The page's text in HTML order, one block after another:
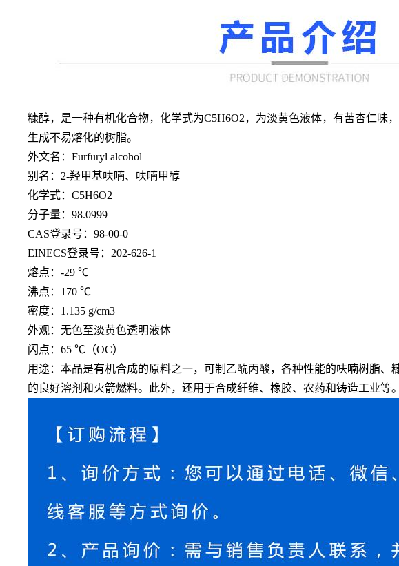
糠醇，是一种有机化合物，化学式为C5H6O2，为淡黄色液体，有苦杏仁味
生成不易熔化的树脂。
外文名： Furfuryl alcohol
别名： 2-羟甲基呋喃、呋喃甲醇
化学式： C5H6O2
分子量： 98.0999
CAS登录号：98-00-0
EINECS登录号：202-626-1
熔点： -29 ℃
沸点： 170 ℃
密度： 1.135 g/cm3
外观：无色至淡黄色透明液体
闪点： 65 ℃（OC）
用途：本品是有机合成的原料之一，可制乙酰丙酸，各种性能的呋喃树脂
的良好溶剂和火箭燃料。此外，还用于合成纤维、橡胶、农药和铸造工业等。